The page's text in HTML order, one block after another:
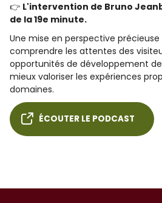
👉 L'intervention de Bruno
de la 19e minute.
Une mise en perspective
comprendre les attentes des
opportunités de développement
mieux valoriser les expériences
domaines.
ÉCOUTER LE PODCAST